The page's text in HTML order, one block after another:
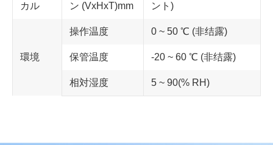
カル
ン (VxHxT)mm
ント)
環境
操作温度 0 ~ 50 ℃ (非结露)
保管温度 -20 ~ 60 ℃ (非结露)
相対湿度 5 ~ 90(% RH)